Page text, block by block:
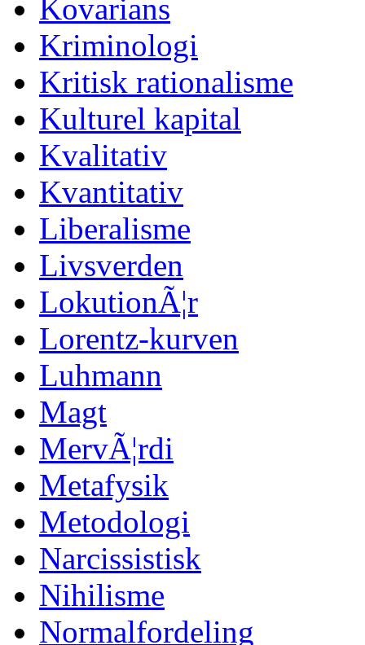
Kovarians
Kriminologi
Kritisk rationalisme
Kulturel kapital
Kvalitativ
Kvantitativ
Liberalisme
Livsverden
LokutionÃ¦r
Lorentz-kurven
Luhmann
Magt
MervÃ¦rdi
Metafysik
Metodologi
Narcissistisk
Nihilisme
Normalfordeling